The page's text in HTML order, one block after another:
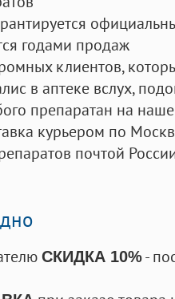
годами продаж
клиентов,
в аптеке вслух,
препаратан на
курьером по
почтой
СКИДКА 10%-